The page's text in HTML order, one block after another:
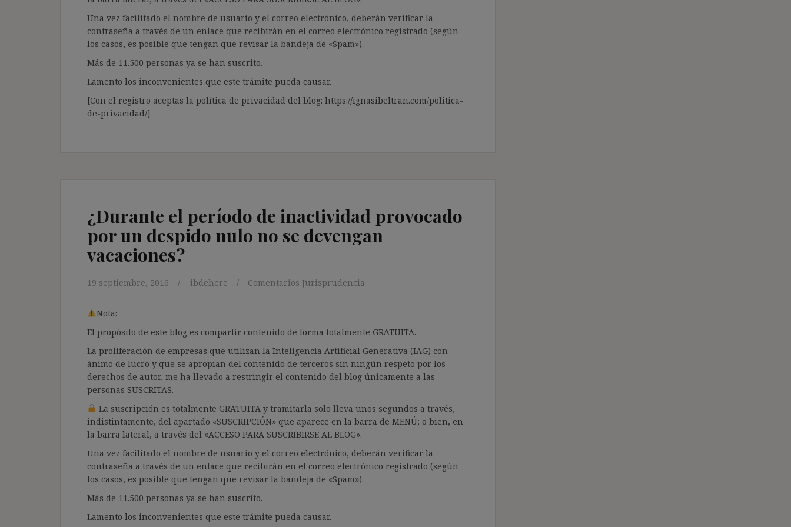
Una vez facilitado el nombre de usuario y el correo electrónico, deberán verificar la
contraseña a través de un enlace que recibirán en el correo electrónico registrado (según
los casos, es posible que tengan que revisar la bandeja de «Spam»).
Más de 11.500 personas ya se han suscrito.
Lamento los inconvenientes que este trámite pueda causar.
[Con el registro aceptas la política de privacidad del blog: https://ignasibeltran.com/politica-
de-privacidad/]
¿Durante el período de inactividad provocado
por un despido nulo no se devengan
vacaciones?
19 septiembre, 2016 ibdehere Comentarios Jurisprudencia
Nota:
El propósito de este blog es compartir contenido de forma totalmente GRATUITA.
La proliferación de empresas que utilizan la Inteligencia Artificial Generativa (IAG) con
ánimo de lucro y que se apropian del contenido de terceros sin ningún respeto por los
derechos de autor, me ha llevado a restringir el contenido del blog únicamente a las
personas SUSCRITAS.
La suscripción es totalmente GRATUITA y tramitarla solo lleva unos segundos a través,
indistintamente, del apartado «SUSCRIPCIÓN» que aparece en la barra de MENÚ; o bien, en
la barra lateral, a través del «ACCESO PARA SUSCRIBIRSE AL BLOG».
Una vez facilitado el nombre de usuario y el correo electrónico, deberán verificar la
contraseña a través de un enlace que recibirán en el correo electrónico registrado (según
los casos, es posible que tengan que revisar la bandeja de «Spam»).
Más de 11.500 personas ya se han suscrito.
Lamento los inconvenientes que este trámite pueda causar.